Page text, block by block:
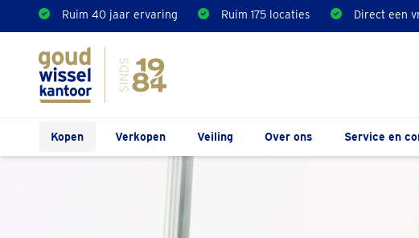
Ruim 40 jaar ervaring Ruim 175 locaties Direct een
Kopen Verkopen Veiling Over ons Service en